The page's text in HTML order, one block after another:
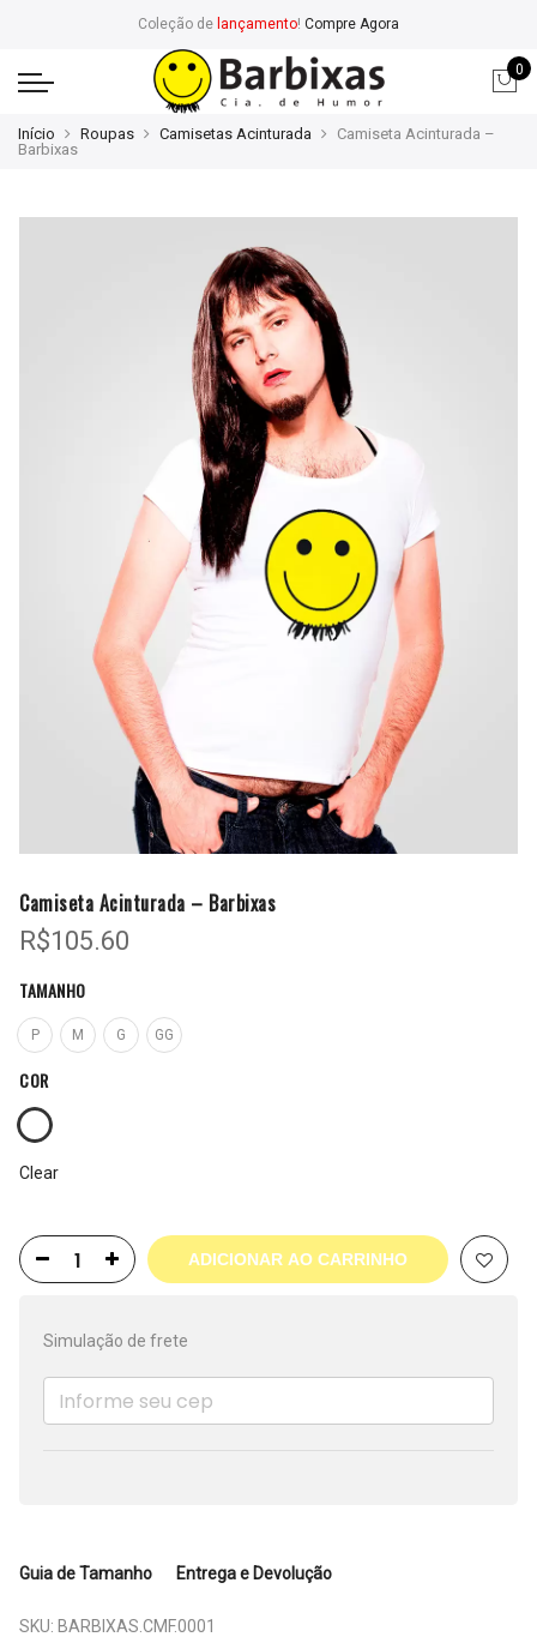
Coleção de lançamento! Compre Agora
0
Início Roupas Camisetas Acinturada
Camiseta Acinturada –
Barbixas
Camiseta Acinturada – Barbixas
R$105.60
TAMANHO
P M G GG
COR
Clear
ADICIONAR AO CARRINHO
Simulação de frete
Guia de Tamanho Entrega e Devolução
SKU: BARBIXAS.CMF.0001